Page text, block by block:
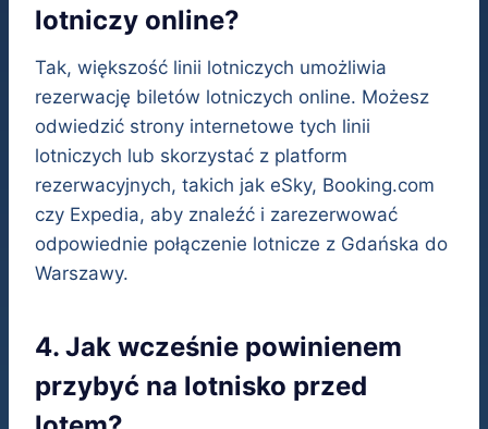
lotniczy online?
Tak, większość linii lotniczych umożliwia
rezerwację biletów lotniczych online. Możesz
odwiedzić strony internetowe tych linii
lotniczych lub skorzystać z platform
rezerwacyjnych, takich jak eSky, Booking.com
czy Expedia, aby znaleźć i zarezerwować
odpowiednie połączenie lotnicze z Gdańska do
Warszawy.
4. Jak wcześnie powinienem
przybyć na lotnisko przed